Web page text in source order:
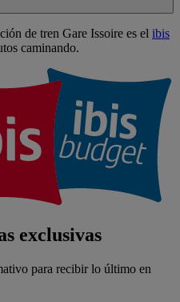
de tren Gare Issoire es el ibis
caminando.
exclusivas
para recibir lo último en